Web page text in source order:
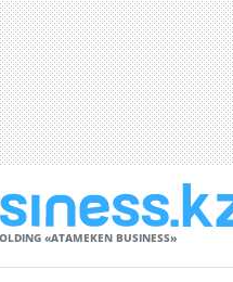
«ATAMEKЕN BUSINESS»